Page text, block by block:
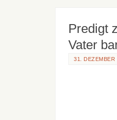
Predigt
Vater
31. DEZEMBER